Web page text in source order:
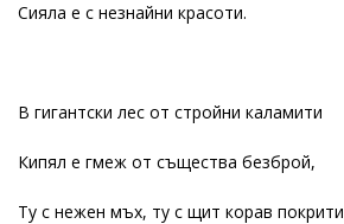
Сияла е с незнайни красоти.
В гигантски лес от стройни каламити
Кипял е гмеж от същества безброй,
Ту с нежен мъх, ту с щит корав покрити